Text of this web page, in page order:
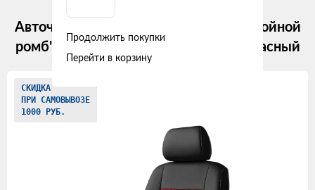
Авточехлы Mercedes-Benz W124 "Двойной
ромб" алькантара-экокожа, черно-красный
Изображения
товаров
СКИДКА
ПРИ САМОВЫВОЗЕ
1000 РУБ.
Продолжить покупки
Перейти в корзину